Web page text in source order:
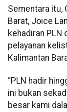
Sementara itu,
Barat, Joice
kehadiran
pelayanan
Kalimantan
“PLN hadir
ini bukan
besar kami